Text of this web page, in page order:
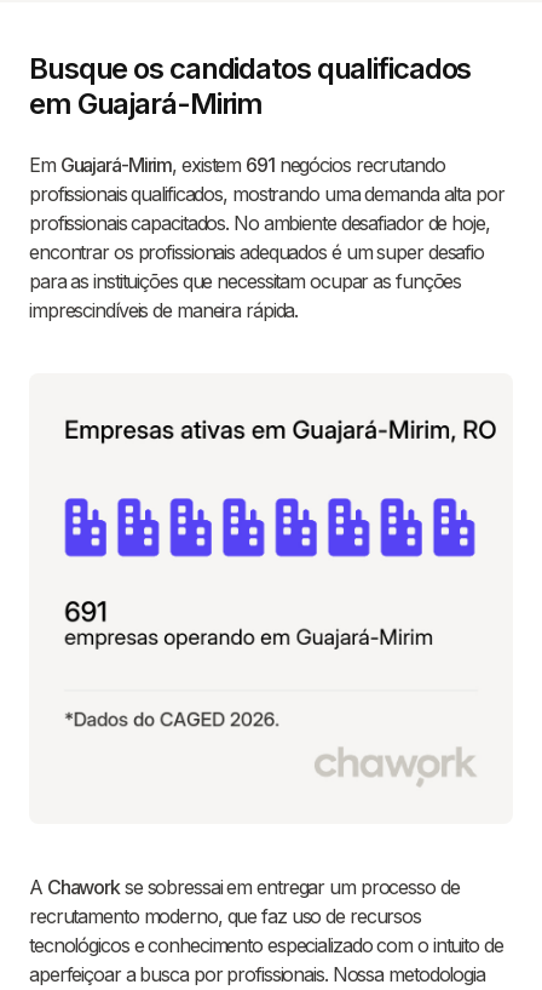
Busque os candidatos qualificados
em Guajará-Mirim
Em Guajará-Mirim, existem 691negócios recrutando
profissionais qualificados, mostrando uma demanda alta por
profissionais capacitados. No ambiente desafiador de hoje,
encontrar os profissionais adequados é um super desafio
para as instituições que necessitam ocupar as funções
imprescindíveis de maneira rápida.
A Chaworkse sobressai em entregar um processo de
recrutamento moderno, que faz uso de recursos
tecnológicos e conhecimento especializado com o intuito de
aperfeiçoar a busca por profissionais. Nossa metodologia